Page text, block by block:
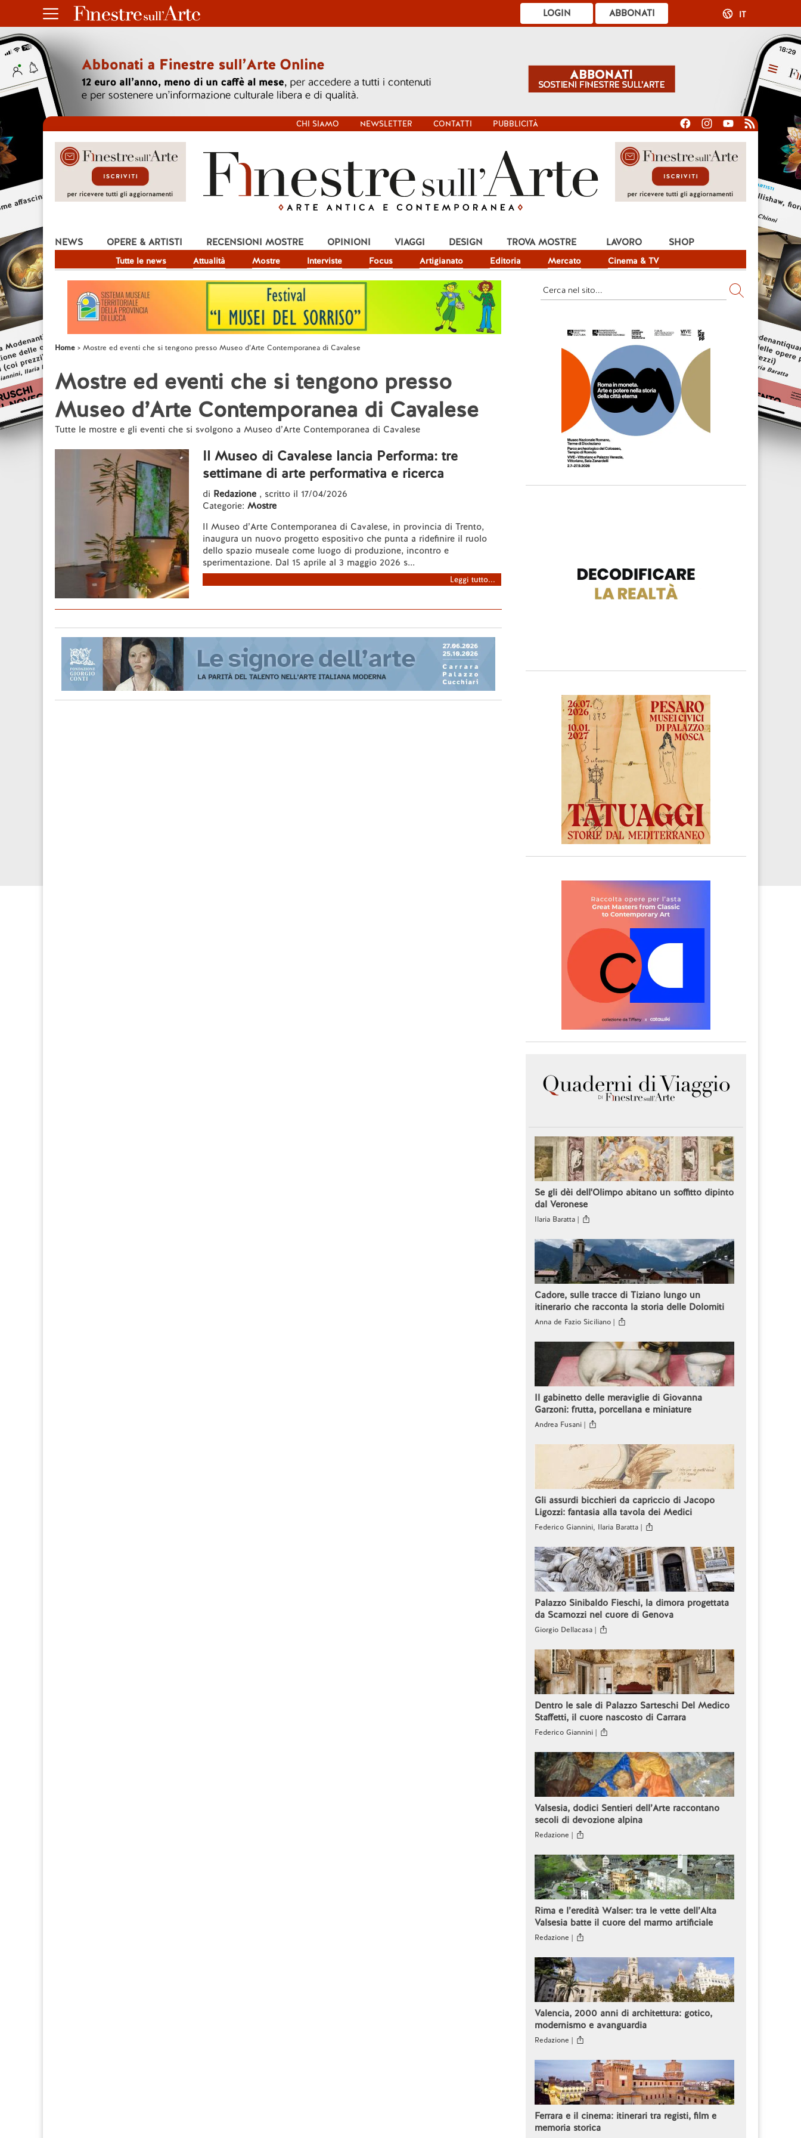
ABBONATI
LOGIN IT
CHI SIAMO NEWSLETTER CONTATTI PUBBLICITÀ
NEWS
Tutte le news Attualità Mostre Interviste Focus Artigianato Editoria Mercato Cinema & TV
OPERE & ARTISTI RECENSIONI MOSTRE OPINIONI VIAGGI DESIGN TROVA MOSTRE LAVORO SHOP
Home Mostre ed eventi che si tengono presso Museo d’Arte Contemporanea di Cavalese
Mostre ed eventi che si tengono presso
Museo d’Arte Contemporanea di Cavalese
Tutte le mostre e gli eventi che si svolgono a Museo d’Arte Contemporanea di Cavalese
Il Museo di Cavalese lancia Performa: tre
settimane di arte performativa e ricerca
di Redazione , scritto il 17/04/2026
Categorie: Mostre
Il Museo d’Arte Contemporanea di Cavalese, in provincia di Trento,
inaugura un nuovo progetto espositivo che punta a ridefinire il ruolo
dello spazio museale come luogo di produzione, incontro e
sperimentazione. Dal 15 aprile al 3 maggio 2026 s...
Leggi tutto...
Se gli dèi dell'Olimpo abitano un soffitto dipinto
dal Veronese
Ilaria Baratta |
Cadore, sulle tracce di Tiziano lungo un
itinerario che racconta la storia delle Dolomiti
Anna de Fazio Siciliano |
Il gabinetto delle meraviglie di Giovanna
Garzoni: frutta, porcellana e miniature
Andrea Fusani |
Gli assurdi bicchieri da capriccio di Jacopo
Ligozzi: fantasia alla tavola dei Medici
Federico Giannini, Ilaria Baratta |
Palazzo Sinibaldo Fieschi, la dimora progettata
da Scamozzi nel cuore di Genova
Giorgio Dellacasa |
Dentro le sale di Palazzo Sarteschi Del Medico
Staffetti, il cuore nascosto di Carrara
Federico Giannini |
Valsesia, dodici Sentieri dell’Arte raccontano
secoli di devozione alpina
Redazione |
Rima e l’eredità Walser: tra le vette dell’Alta
Valsesia batte il cuore del marmo artificiale
Redazione |
Valencia, 2000 anni di architettura: gotico,
modernismo e avanguardia
Redazione |
Ferrara e il cinema: itinerari tra registi, film e
memoria storica